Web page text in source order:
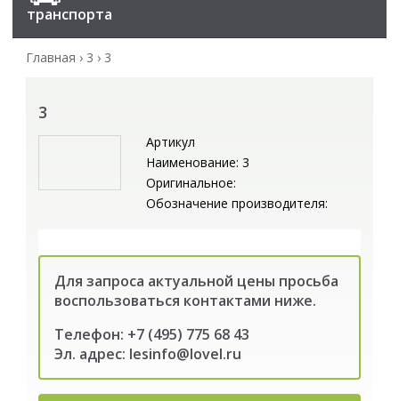
транспорта
Главная › 3 › 3
3
Артикул
Наименование: 3
Оригинальное:
Обозначение производителя:
Для запроса актуальной цены просьба
воспользоваться контактами ниже.
Телефон: +7 (495) 775 68 43
Эл. адрес: lesinfo@lovel.ru